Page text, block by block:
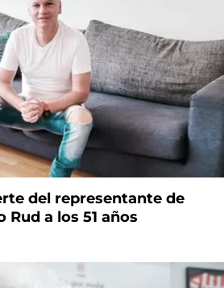
del representante de
a los 51 años